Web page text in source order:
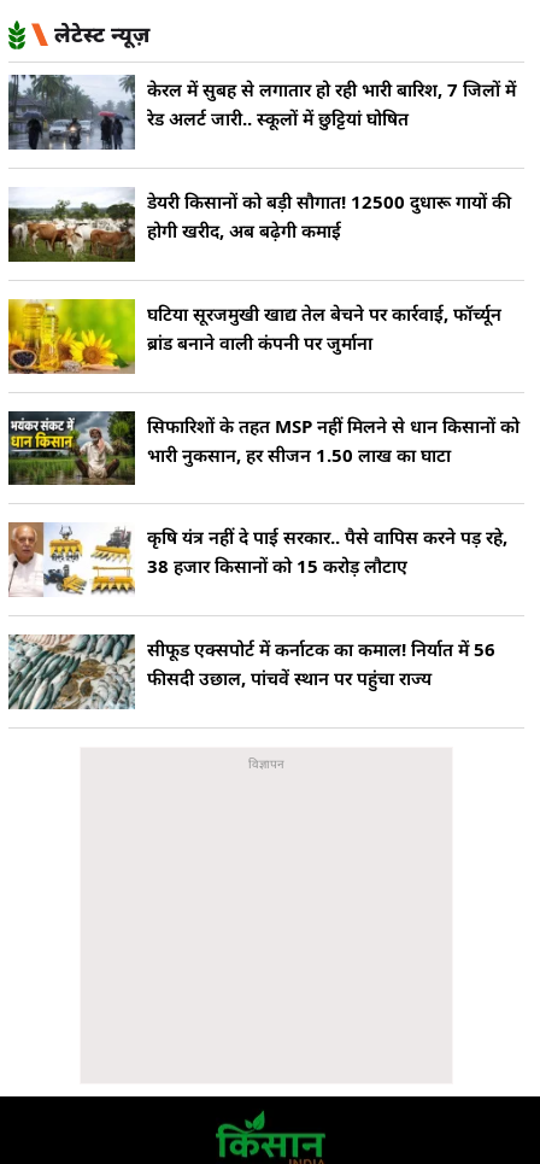
लेटेस्ट न्यूज़
केरल में सुबह से लगातार हो रही भारी बारिश, 7 जिलों में
रेड अलर्ट जारी.. स्कूलों में छुट्टियां घोषित
डेयरी किसानों को बड़ी सौगात! 12500 दुधारू गायों की
होगी खरीद, अब बढ़ेगी कमाई
घटिया सूरजमुखी खाद्य तेल बेचने पर कार्रवाई, फॉर्च्यून
ब्रांड बनाने वाली कंपनी पर जुर्माना
सिफारिशों के तहत MSP नहीं मिलने से धान किसानों को
भारी नुकसान, हर सीजन 1.50 लाख का घाटा
कृषि यंत्र नहीं दे पाई सरकार.. पैसे वापिस करने पड़ रहे,
38 हजार किसानों को 15 करोड़ लौटाए
सीफूड एक्सपोर्ट में कर्नाटक का कमाल! निर्यात में 56
फीसदी उछाल, पांचवें स्थान पर पहुंचा राज्य